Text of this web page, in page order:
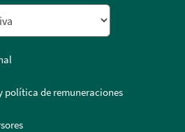
política de remuneraciones